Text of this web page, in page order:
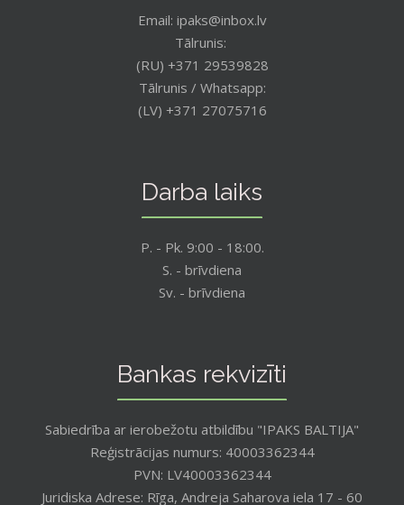
Email: ipaks@inbox.lv
Tālrunis:
(RU) +371 29539828
Tālrunis / Whatsapp:
(LV) +371 27075716
Darba laiks
P. - Pk. 9:00 - 18:00.
S. - brīvdiena
Sv. - brīvdiena
Bankas rekvizīti
Sabiedrība ar ierobežotu atbildību "IPAKS BALTIJA"
Reģistrācijas numurs: 40003362344
PVN: LV40003362344
Juridiska Adrese: Rīga, Andreja Saharova iela 17 - 60